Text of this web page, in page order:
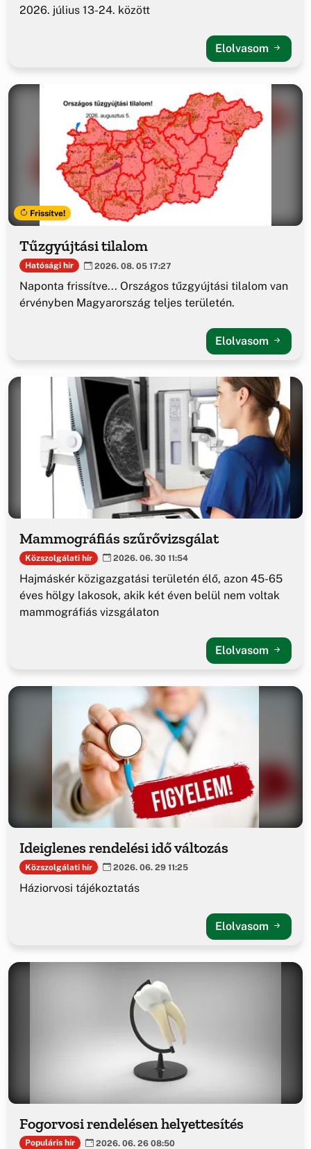
2026. július 13-24. között
Elolvasom
Frissítve!
Tűzgyújtási tilalom
Hatósági hír 2026. 08. 05 17:27
Naponta frissítve... Országos tűzgyújtási tilalom van
érvényben Magyarország teljes területén.
Elolvasom
Mammográfiás szűrővizsgálat
Közszolgálati hír 2026. 06. 30 11:54
Hajmáskér közigazgatási területén élő, azon 45-65
éves hölgy lakosok, akik két éven belül nem voltak
mammográfiás vizsgálaton
Elolvasom
Ideiglenes rendelési idő változás
Közszolgálati hír 2026. 06. 29 11:25
Háziorvosi tájékoztatás
Elolvasom
Fogorvosi rendelésen helyettesítés
Populáris hír 2026. 06. 26 08:50